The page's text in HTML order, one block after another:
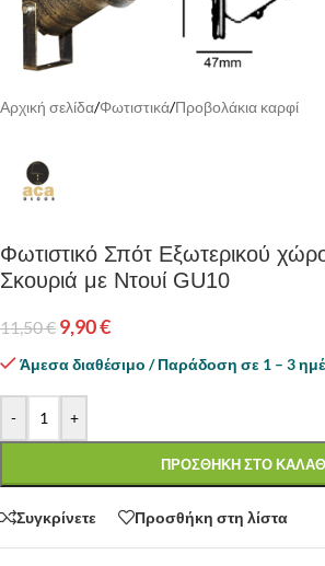
Αρχική σελίδα/Φωτιστικά/Προβολάκια καρφί
Φωτιστικό Σπότ Εξωτερικού
Σκουριά με Ντουί GU10
11,50€ 9,90€
Άμεσα διαθέσιμο / Παράδοση σε 1 – 3
- +
ΠΡΟΣΘΗΚΗ ΣΤΟ
Συγκρίνετε Προσθήκη στη λίστα